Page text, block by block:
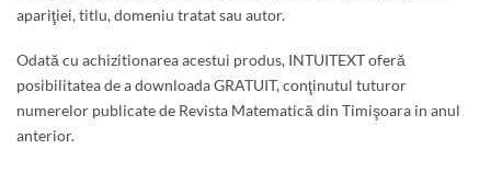
apariţiei, titlu, domeniu tratat sau autor.
Odată cu achizitionarea acestui produs, INTUITEXT oferă
posibilitatea de a downloada GRATUIT, conţinutul tuturor
numerelor publicate de Revista Matematică din Timişoara in anul
anterior.